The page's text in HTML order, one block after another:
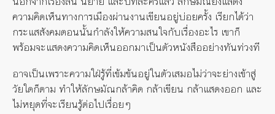
ความคิดเห็นทางการเมืองผ่านงานเขียนอยู่บ่อยครั้ง เรียกได้ว่า
กระแสสังคมตอนนั้นกำลังให้ความสนใจกับเรื่องอะไร เขาก็
พร้อมจะแสดงความคิดเห็นออกมาเป็นตัวหนังสืออย่างทันท่วงที
อาจเป็นเพราะความใฝ่รู้ที่เข้มข้นอยู่ในตัวเสมอไม่ว่าจะย่างเข้าสู่
วัยใดก็ตาม ทำให้ลักษมัณกล้าคิด กล้าเขียน กล้าแสดงออก และ
ไม่หยุดที่จะเรียนรู้ต่อไปเรื่อยๆ